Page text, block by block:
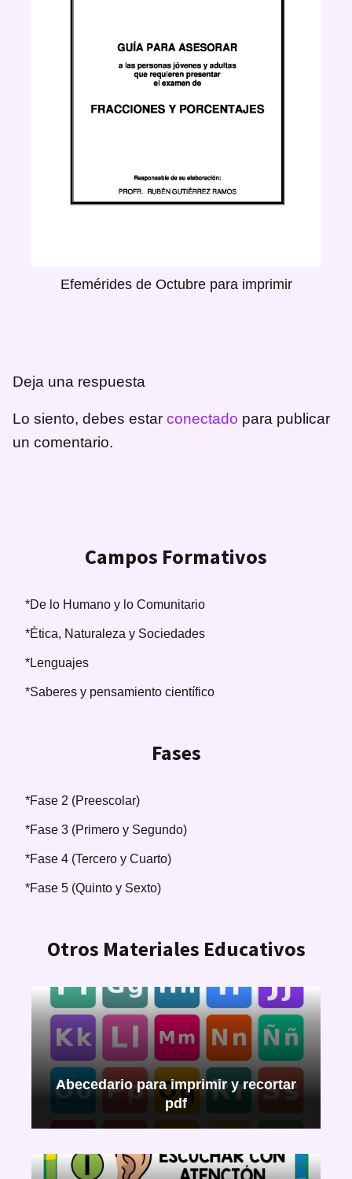
Efemérides de Octubre para imprimir
Deja una respuesta
Lo siento, debes estar conectado para publicar
un comentario.
Campos Formativos
*De lo Humano y lo Comunitario
*Ética, Naturaleza y Sociedades
*Lenguajes
*Saberes y pensamiento científico
Fases
*Fase 2 (Preescolar)
*Fase 3 (Primero y Segundo)
*Fase 4 (Tercero y Cuarto)
*Fase 5 (Quinto y Sexto)
Otros Materiales Educativos
Abecedario para imprimir y recortar
pdf